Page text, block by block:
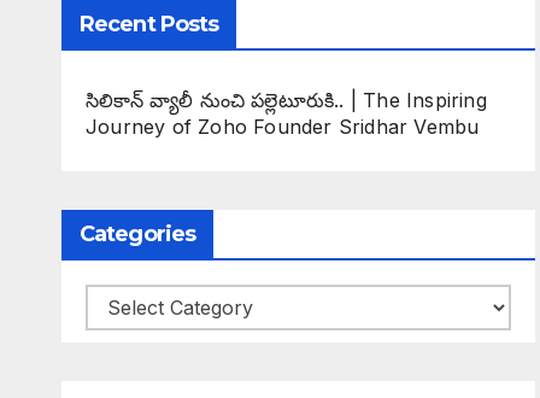
Recent Posts
సిలికాన్ వ్యాలీ నుంచి పల్లెటూరుకి.. | The Inspiring
Journey of Zoho Founder Sridhar Vembu
Categories
Categories